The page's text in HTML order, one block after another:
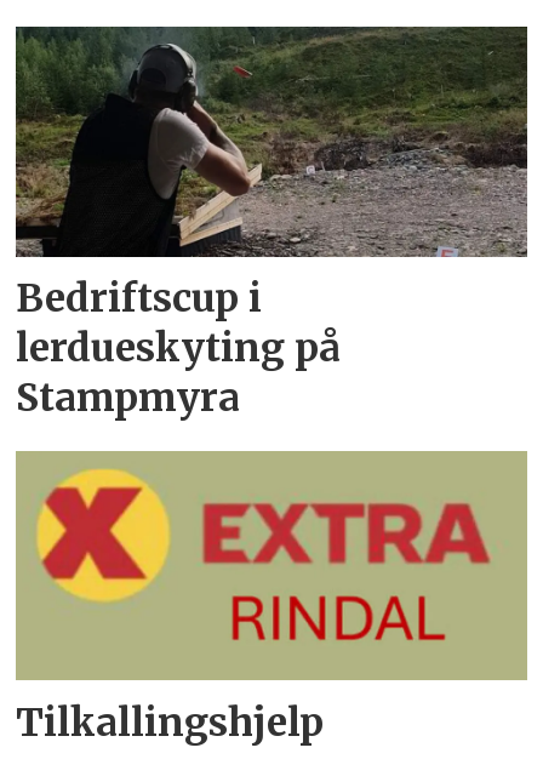
Bedriftscup i
lerdueskyting på
Stampmyra
Tilkallingshjelp